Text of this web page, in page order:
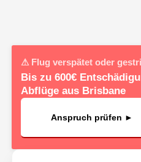
⚠ Flug verspätet oder
Bis zu 600€
Abflüge aus Brisbane
Anspruch prüfen ►